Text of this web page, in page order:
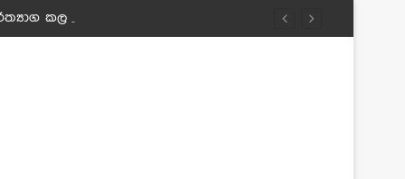
කල ටීචර් අම්මා!